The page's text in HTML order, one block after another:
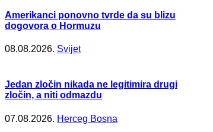
Amerikanci ponovno tvrde da su blizu
dogovora o Hormuzu
08.08.2026. Svijet
Jedan zločin nikada ne legitimira drugi
zločin, a niti odmazdu
07.08.2026. Herceg Bosna